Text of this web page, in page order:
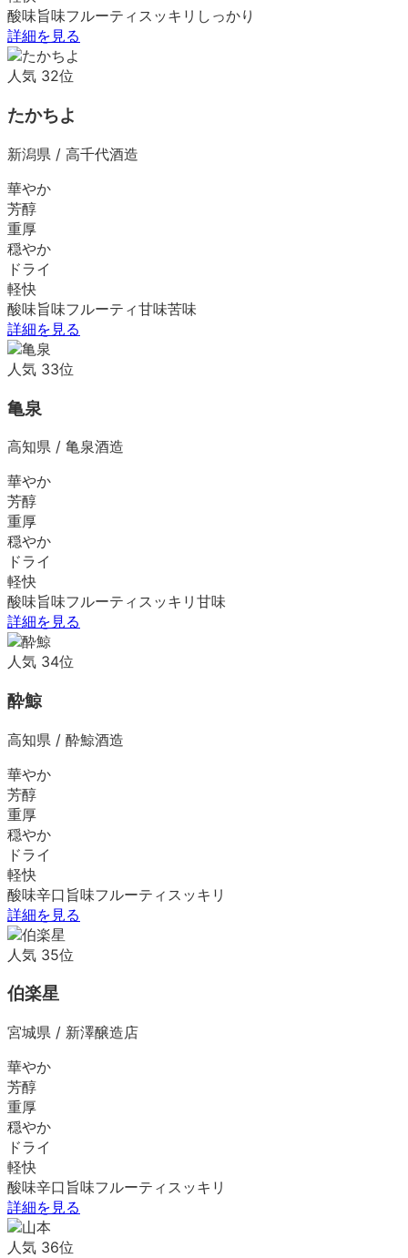
酸味旨味フルーティ スッキリ しっかり
詳細を見る
人気 32位
たかちよ
新潟県 / 高千代酒造
華やか
芳醇
重厚
穏やか
ドライ
軽快
酸味旨味フルーティ甘味苦味
詳細を見る
人気 33位
亀泉
高知県 / 亀泉酒造
華やか
芳醇
重厚
穏やか
ドライ
軽快
酸味旨味フルーティ スッキリ 甘味
詳細を見る
人気 34位
酔鯨
高知県 / 酔鯨酒造
華やか
芳醇
重厚
穏やか
ドライ
軽快
酸味辛口 旨味フルーティ スッキリ
詳細を見る
人気 35位
伯楽星
宮城県 / 新澤醸造店
華やか
芳醇
重厚
穏やか
ドライ
軽快
酸味辛口 旨味フルーティ スッキリ
詳細を見る
人気 36位